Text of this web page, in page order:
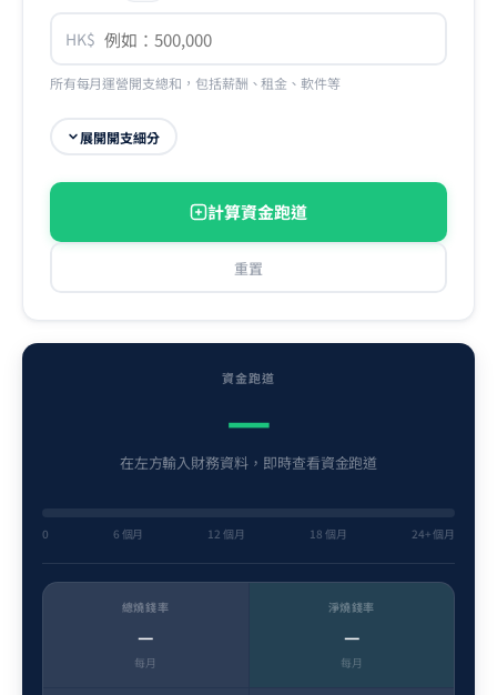
HK$
所有每月運營開支總和，包括薪酬、租金、軟件等
展開開支細分
計算資金跑道
重置
資金跑道
—
在左方輸入財務資料，即時查看資金跑道
0 6 個月 12 個月 18 個月 24+ 個月
總燒錢率
—
每月
淨燒錢率
—
每月